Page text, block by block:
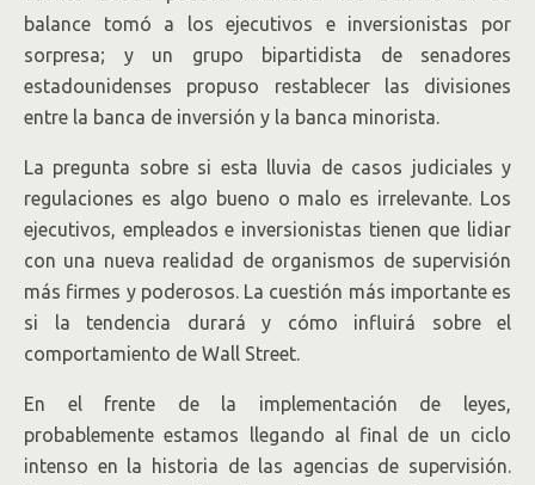
balance tomó a los ejecutivos e inversionistas por
sorpresa; y un grupo bipartidista de senadores
estadounidenses propuso restablecer las divisiones
entre la banca de inversión y la banca minorista.
La pregunta sobre si esta lluvia de casos judiciales y
regulaciones es algo bueno o malo es irrelevante. Los
ejecutivos, empleados e inversionistas tienen que lidiar
con una nueva realidad de organismos de supervisión
más firmes y poderosos. La cuestión más importante es
si la tendencia durará y cómo influirá sobre el
comportamiento de Wall Street.
En el frente de la implementación de leyes,
probablemente estamos llegando al final de un ciclo
intenso en la historia de las agencias de supervisión.